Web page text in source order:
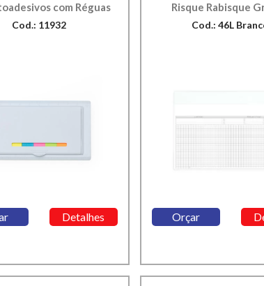
com Réguas
Cod.: 11932
Detalhes
Risque Rabisque
Cod.: 46L
Orçar